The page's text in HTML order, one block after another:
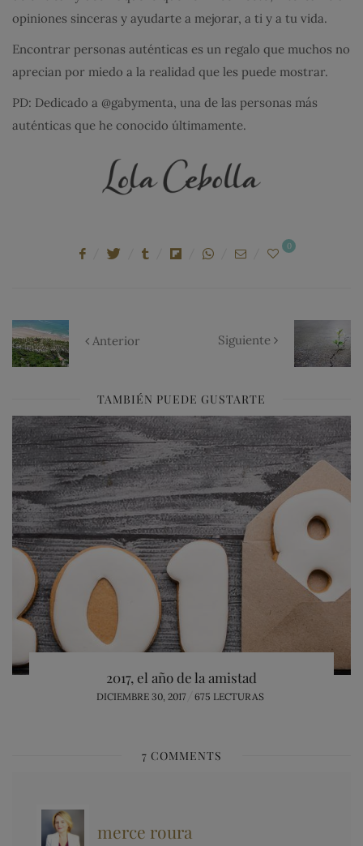
opiniones sinceras y ayudarte a mejorar, a ti y a tu vida.
Encontrar personas auténticas es un regalo que muchos no
aprecian por miedo a la realidad que les puede mostrar.
PD: Dedicado a @gabymenta, una de las personas más
auténticas que he conocido últimamente.
0
Anterior Siguiente
TAMBIÉN PUEDE GUSTARTE
2017, el año de la amistad
POSTED
DICIEMBRE 30, 2017 675 LECTURAS
7 COMMENTS
merce roura